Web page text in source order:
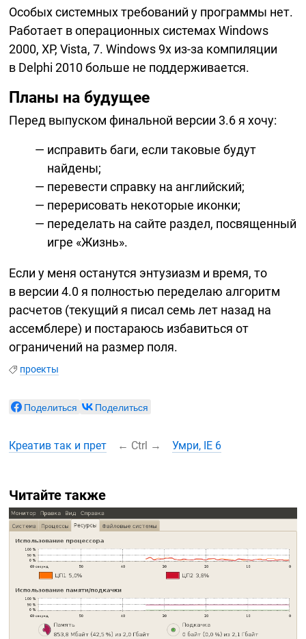
Особых системных требований у программы нет.
Работает в операционных системах Windows
2000, XP, Vista, 7. Windows 9x из-за компиляции
в Delphi 2010 больше не поддерживается.
Планы на будущее
Перед выпуском финальной версии 3.6 я хочу:
исправить баги, если таковые будут
найдены;
перевести справку на английский;
перерисовать некоторые иконки;
переделать на сайте раздел, посвященный
игре «Жизнь».
Если у меня останутся энтузиазм и время, то
в версии 4.0 я полностью переделаю алгоритм
расчетов (текущий я писал семь лет назад на
ассемблере) и постараюсь избавиться от
ограничений на размер поля.
проекты
Поделиться Поделиться
Креатив так и прет ← Ctrl → Умри, IE 6
Читайте также